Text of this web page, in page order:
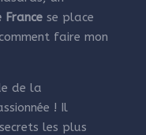
France se place
faire mon
de la
! Il
les plus